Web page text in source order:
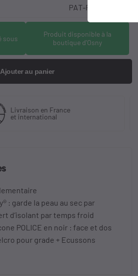
PAT-POLOPOCD-M
sous
Produit disponible à la
boutique d'Osny
Ajouter au panier
Livraison en France
et international
: garde la peau au sec par
d’isolant par temps froid
POLICE en noir : face et dos
pour grade + Ecussons